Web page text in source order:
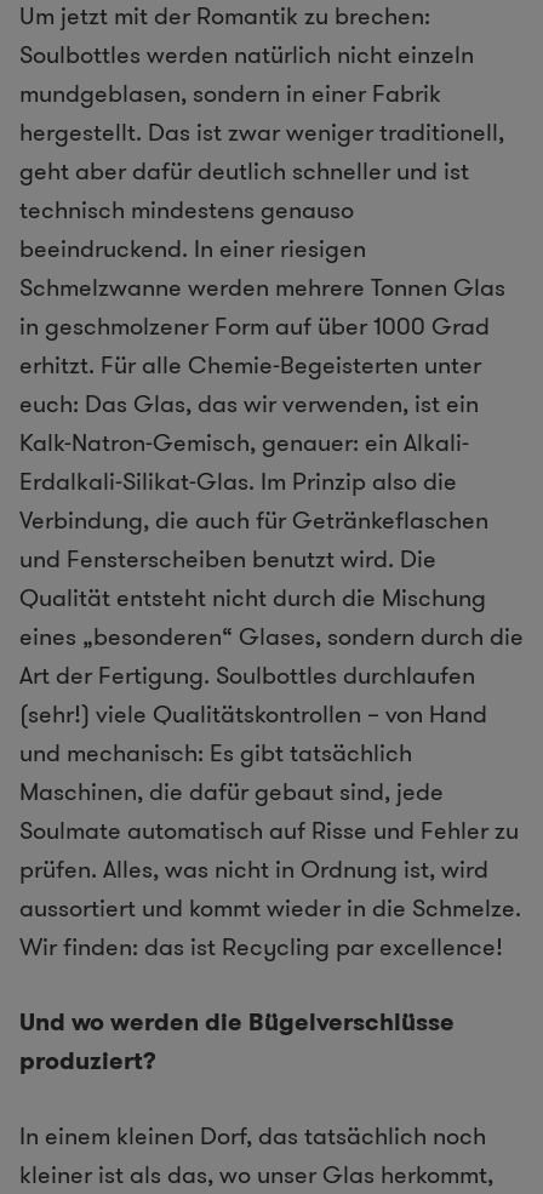
Um jetzt mit der Romantik zu brechen:
Soulbottles werden natürlich nicht einzeln
mundgeblasen, sondern in einer Fabrik
hergestellt. Das ist zwar weniger traditionell,
geht aber dafür deutlich schneller und ist
technisch mindestens genauso
beeindruckend. In einer riesigen
Schmelzwanne werden mehrere Tonnen Glas
in geschmolzener Form auf über 1000 Grad
erhitzt. Für alle Chemie-Begeisterten unter
euch: Das Glas, das wir verwenden, ist ein
Kalk-Natron-Gemisch, genauer: ein Alkali-
Erdalkali-Silikat-Glas. Im Prinzip also die
Verbindung, die auch für Getränkeflaschen
und Fensterscheiben benutzt wird. Die
Qualität entsteht nicht durch die Mischung
eines „besonderen“ Glases, sondern durch die
Art der Fertigung. Soulbottles durchlaufen
(sehr!) viele Qualitätskontrollen – von Hand
und mechanisch: Es gibt tatsächlich
Maschinen, die dafür gebaut sind, jede
Soulmate automatisch auf Risse und Fehler zu
prüfen. Alles, was nicht in Ordnung ist, wird
aussortiert und kommt wieder in die Schmelze.
Wir finden: das ist Recycling par excellence!
Und wo werden die Bügelverschlüsse
produziert?
In einem kleinen Dorf, das tatsächlich noch
kleiner ist als das, wo unser Glas herkommt,